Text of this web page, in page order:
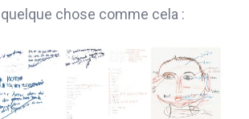
chose comme cela :